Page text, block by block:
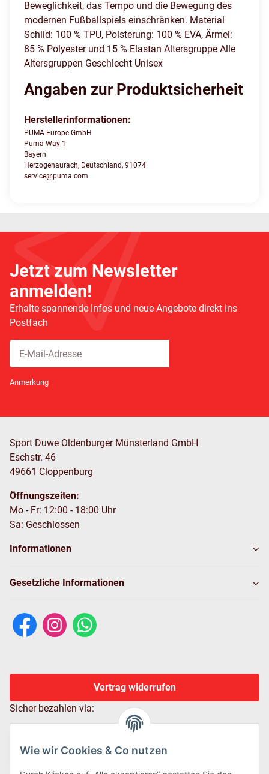
Wie wir Cookies & Co nutzen
Beweglichkeit, das Tempo und die Bewegung des
modernen Fußballspiels einschränken. Material
Schild: 100 % TPU, Polsterung: 100 % EVA, Ärmel:
85 % Polyester und 15 % Elastan Altersgruppe Alle
Altersgruppen Geschlecht Unisex
Angaben zur Produktsicherheit
Herstellerinformationen:
PUMA Europe GmbH
Puma Way 1
Bayern
Herzogenaurach, Deutschland, 91074
service@puma.com
Jetzt zum Newsletter
anmelden!
Erhalte spannende Infos und neue Angebote direkt ins
Postfach
Anmerkung
Sport Duwe Oldenburger Münsterland GmbH
Eschstr. 46
49661 Cloppenburg
Öffnungszeiten:
Mo - Fr: 12:00 - 18:00 Uhr
Sa: Geschlossen
Informationen
Gesetzliche Informationen
Vertrag widerrufen
Sicher bezahlen via: